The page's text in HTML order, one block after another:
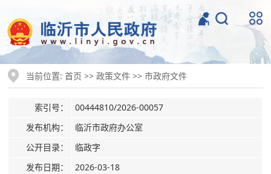
当前位置:首页 >>政策文件 >>市政府文件
索引号：
00444810/2026-00057
发布机构：
临沂市政府办公室
公开目录：
临政字
发布日期：
2026-03-18